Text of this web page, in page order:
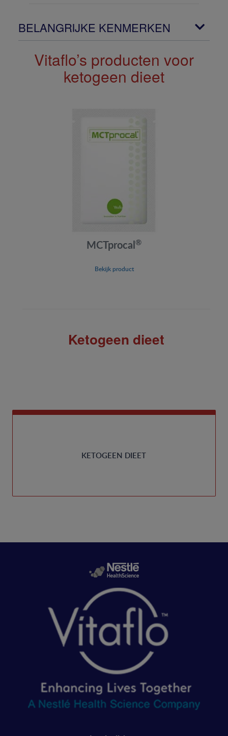
BELANGRIJKE KENMERKEN
Vitaflo’s producten voor
ketogeen dieet
MCTprocal®
Bekijk product
Ketogeen dieet
KETOGEEN DIEET